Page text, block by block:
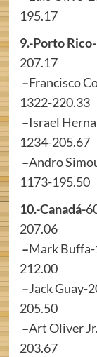
195.17
9.-Porto Rico-
207.17
–Francisco
1322-220.33
–Israel
1234-205.67
–Andro
1173-195.50
10.-Canadá-
207.06
–Mark
212.00
–Jack Guay-
205.50
–Art Oliver
203.67